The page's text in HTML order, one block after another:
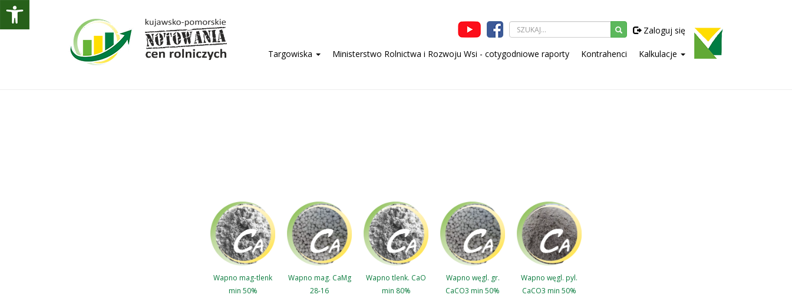
Zaloguj się
Targowiska Ministerstwo Rolnictwa i Rozwoju Wsi - cotygodniowe raporty Kontrahenci Kalkulacje
Wapno mag-tlenk
min 50%
Wapno mag. CaMg
28-16
Wapno tlenk. CaO
min 80%
Wapno węgl. gr.
CaCO3 min 50%
Wapno węgl. pyl.
CaCO3 min 50%